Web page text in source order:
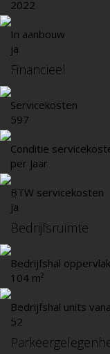
2022
In aanbouw
ja
Financieel
Servicekosten
597
Conditie
per jaar
BTW servicekosten
ja
Bedrijfsruimte
Bedrijfshal
104 m²
Bedrijfshal units
52